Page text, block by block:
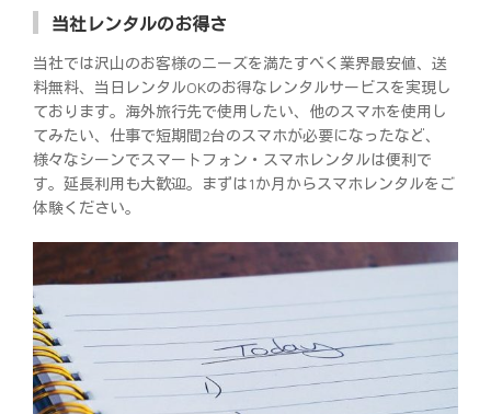
当社レンタルのお得さ
当社では沢山のお客様のニーズを満たすべく業界最安値、送
料無料、当日レンタルOKのお得なレンタルサービスを実現し
ております。海外旅行先で使用したい、他のスマホを使用し
てみたい、仕事で短期間2台のスマホが必要になったなど、
様々なシーンでスマートフォン・スマホレンタルは便利で
す。延長利用も大歓迎。まずは1か月からスマホレンタルをご
体験ください。